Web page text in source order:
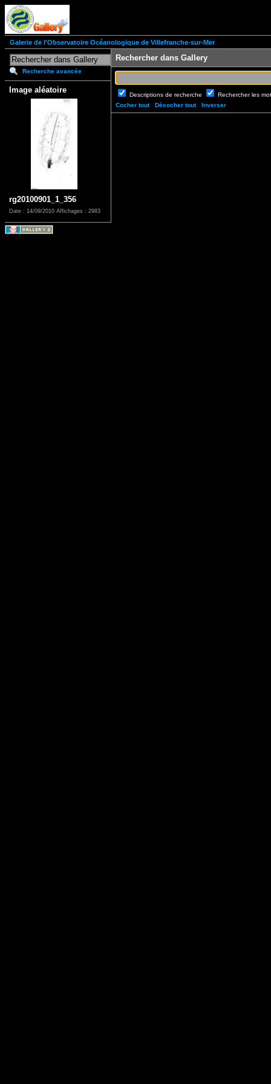
Galerie de l'Observatoire Océanologique de Villefranche-sur-Mer
Recherche avancée
Image aléatoire
rg20100901_1_356
Date : 14/09/2010 Affichages : 2983
Rechercher dans Gallery
Descriptions de recherche
Rechercher les
Cocher tout
Décocher tout Inverser